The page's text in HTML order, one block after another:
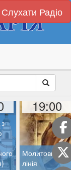
Слухати Радіо
19:00
Молитовна
лінія